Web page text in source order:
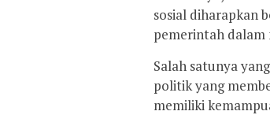
sosial diharapkan
pemerintah dalam
Salah satunya
politik yang
memiliki